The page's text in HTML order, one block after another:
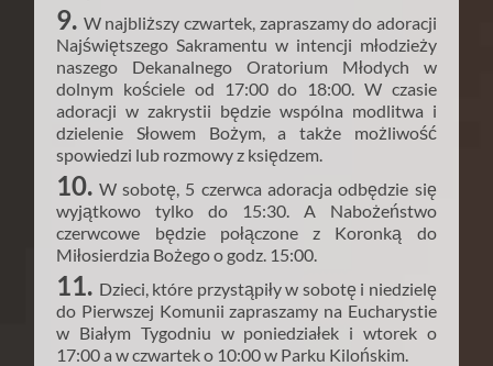
9. W najbliższy czwartek, zapraszamy do adoracji
Najświętszego Sakramentu w intencji młodzieży
naszego Dekanalnego Oratorium Młodych w
dolnym kościele od 17:00 do 18:00. W czasie
adoracji w zakrystii będzie wspólna modlitwa i
dzielenie Słowem Bożym, a także możliwość
spowiedzi lub rozmowy z księdzem.
10. W sobotę, 5 czerwca adoracja odbędzie się
wyjątkowo tylko do 15:30. A Nabożeństwo
czerwcowe będzie połączone z Koronką do
Miłosierdzia Bożego o godz. 15:00.
11. Dzieci, które przystąpiły w sobotę i niedzielę
do Pierwszej Komunii zapraszamy na Eucharystie
w Białym Tygodniu w poniedziałek i wtorek o
17:00 a w czwartek o 10:00 w Parku Kilońskim.